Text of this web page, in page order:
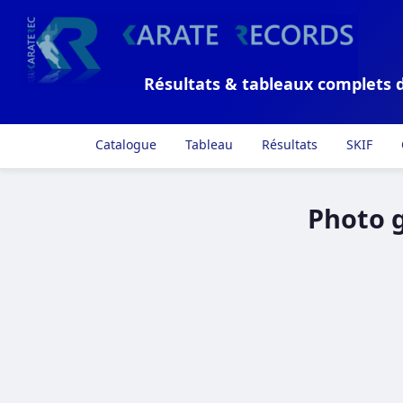
Résultats & tableaux complets
Catalogue Tableau Résultats SKIF
Photo